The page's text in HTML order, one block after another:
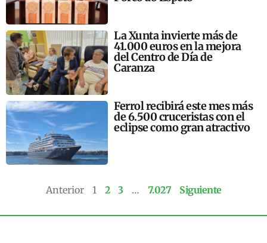
La Xunta invierte más de
41.000 euros en la mejora
del Centro de Día de
Caranza
Ferrol recibirá este mes más
de 6.500 cruceristas con el
eclipse como gran atractivo
Anterior 1 2 3 … 7.027 Siguiente